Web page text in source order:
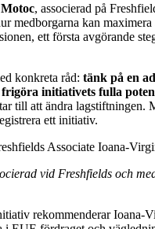
, associerad på
medborgarna kan
ett första avgörande
konkreta råd: tänk på en
initiativets fulla
till att ändra lagstiftningen.
ett initiativ.
vid Freshfields och
rekommenderar Ioana-